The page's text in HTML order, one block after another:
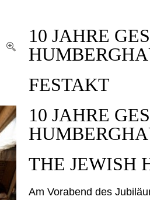
10 JAHRE
FESTAKT
10 JAHRE
THE JEWISH
Am Vorabend des